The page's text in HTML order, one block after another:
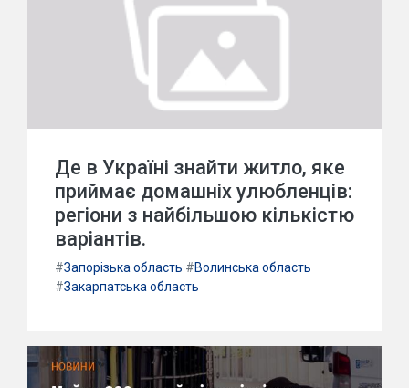
Де в Україні знайти житло, яке
приймає домашніх улюбленців:
регіони з найбільшою кількістю
варіантів.
#Запорізька область #Волинська область
#Закарпатська область